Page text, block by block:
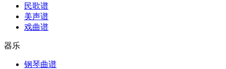
民歌谱
美声谱
戏曲谱
器乐
钢琴曲谱